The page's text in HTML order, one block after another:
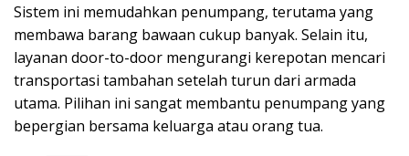
Sistem ini memudahkan penumpang, terutama yang
membawa barang bawaan cukup banyak. Selain itu,
layanan door-to-door mengurangi kerepotan mencari
transportasi tambahan setelah turun dari armada
utama. Pilihan ini sangat membantu penumpang yang
bepergian bersama keluarga atau orang tua.